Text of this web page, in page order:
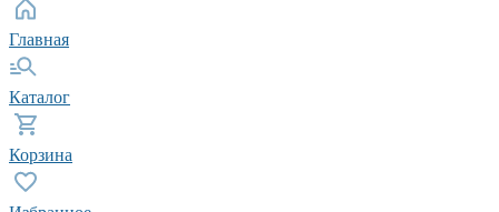
Главная
Каталог
Корзина